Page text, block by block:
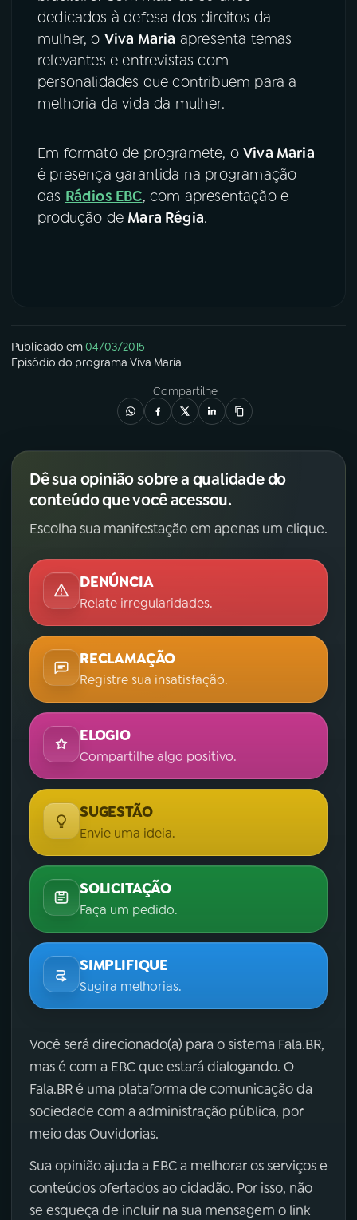
dedicados à defesa dos direitos da
mulher, o Viva Maria apresenta temas
relevantes e entrevistas com
personalidades que contribuem para a
melhoria da vida da mulher.
Em formato de programete, oViva Maria
é presença garantida na programação
das Rádios EBC, com apresentação e
produção de Mara Régia.
Publicado em04/03/2015
Episódio do programa Viva Maria
Compartilhe
Dê sua opinião sobre a qualidade do
conteúdo que você acessou.
Escolha sua manifestação em apenas um clique.
DENÚNCIA
Relate irregularidades.
RECLAMAÇÃO
Registre sua insatisfação.
ELOGIO
Compartilhe algo positivo.
SUGESTÃO
Envie uma ideia.
SOLICITAÇÃO
Faça um pedido.
SIMPLIFIQUE
Sugira melhorias.
Você será direcionado(a) para o sistema Fala.BR,
mas é com a EBC que estará dialogando. O
Fala.BR é uma plataforma de comunicação da
sociedade com a administração pública, por
meio das Ouvidorias.
Sua opinião ajuda a EBC a melhorar os serviços e
conteúdos ofertados ao cidadão. Por isso, não
se esqueça de incluir na sua mensagem o link